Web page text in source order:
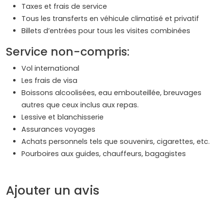
Taxes et frais de service
Tous les transferts en véhicule climatisé et privatif
Billets d’entrées pour tous les visites combinées
Service non-compris:
Vol international
Les frais de visa
Boissons alcoolisées, eau embouteillée, breuvages
autres que ceux inclus aux repas.
Lessive et blanchisserie
Assurances voyages
Achats personnels tels que souvenirs, cigarettes, etc.
Pourboires aux guides, chauffeurs, bagagistes
Ajouter un avis